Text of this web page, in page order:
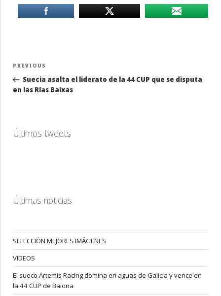
Navegación
entradas
Previous
Post
PREVIOUS
Suecia asalta el liderato de la 44 CUP que se disputa
en las Rías Baixas
Últimos tweets
Últimas noticias
SELECCIÓN MEJORES IMÁGENES
VIDEOS
El sueco Artemis Racing domina en aguas de Galicia y vence en
la 44 CUP de Baiona